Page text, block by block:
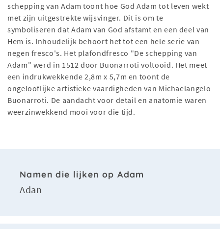
schepping van Adam toont hoe God Adam tot leven wekt
met zijn uitgestrekte wijsvinger. Dit is om te
symboliseren dat Adam van God afstamt en een deel van
Hem is. Inhoudelijk behoort het tot een hele serie van
negen fresco's. Het plafondfresco "De schepping van
Adam" werd in 1512 door Buonarroti voltooid. Het meet
een indrukwekkende 2,8m x 5,7m en toont de
ongelooflijke artistieke vaardigheden van Michaelangelo
Buonarroti. De aandacht voor detail en anatomie waren
weerzinwekkend mooi voor die tijd.
Namen die lijken op Adam
Adan